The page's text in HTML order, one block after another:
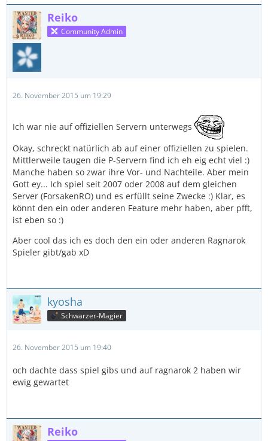
Reiko
Community Admin
26. November 2015 um 19:29
Ich war nie auf offiziellen Servern unterwegs
Okay, schreckt natürlich ab auf einer offiziellen zu spielen.
Mittlerweile taugen die P-Servern find ich eh eig echt viel :)
Manche haben so zwar ihre Vor- und Nachteile. Aber mein
Gott ey... Ich spiel seit 2007 oder 2008 auf dem gleichen
Server (ForsakenRO) und es erfüllt seine Zwecke :) Klar, es
könnt den ein oder anderen Feature mehr haben, aber pfft,
ist eben so :)
Aber cool das ich es doch den ein oder anderen Ragnarok
Spieler gibt/gab xD
kyosha
Schwarzer-Magier
26. November 2015 um 19:40
och dachte dass spiel gibs und auf ragnarok 2 haben wir
ewig gewartet
Reiko